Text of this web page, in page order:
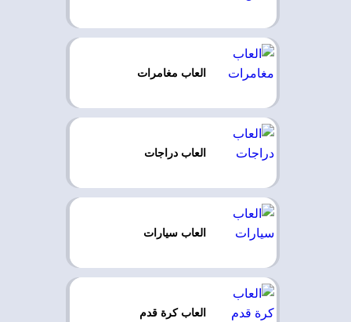
العاب مغامرات
العاب دراجات
العاب سيارات
العاب كرة قدم